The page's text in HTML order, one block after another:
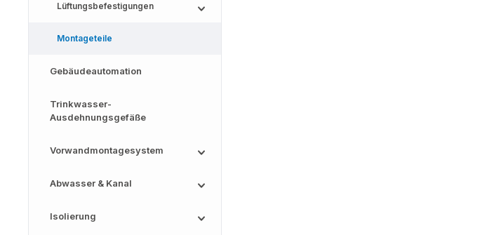
Lüftungsbefestigungen
Montageteile
Gebäudeautomation
Trinkwasser-
Ausdehnungsgefäße
Vorwandmontagesystem
Abwasser & Kanal
Isolierung